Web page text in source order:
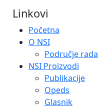
Linkovi
Početna
O NSI
Područje rada
NSI Proizvodi
Publikacije
Opeds
Glasnik